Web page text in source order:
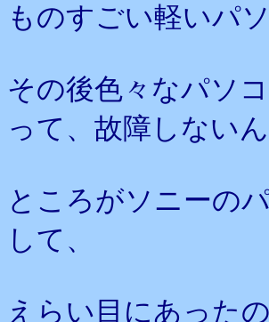
ものすごい軽いパ
その後色々なパソ
って、故障しないん
ところがソニーの
して、
えらい目にあったの